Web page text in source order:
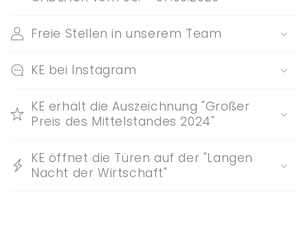
r
r
h
t
Freie Stellen in unserem Team
KE bei Instagram
KE erhält die Auszeichnung "Großer
Preis des Mittelstandes 2024"
KE öffnet die Türen auf der "Langen
Nacht der Wirtschaft"